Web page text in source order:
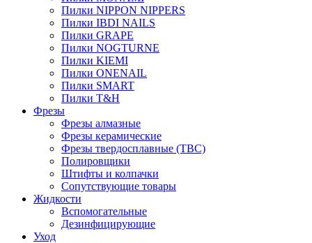
Пилки NIPPON NIPPERS
Пилки IBDI NAILS
Пилки GRAPE
Пилки NOGTURNE
Пилки KIEMI
Пилки ONENAIL
Пилки SMART
Пилки T&H
Фрезы
Фрезы алмазные
Фрезы керамические
Фрезы твердосплавные (ТВС)
Полировщики
Штифты и колпачки
Сопутствующие товары
Жидкости
Вспомогательные
Дезинфицирующие
Уход